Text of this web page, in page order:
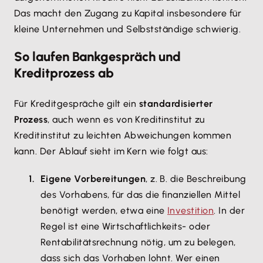
Das macht den Zugang zu Kapital insbesondere für
kleine Unternehmen und Selbstständige schwierig.
So laufen Bankgespräch und
Kreditprozess ab
Für Kreditgespräche gilt ein standardisierter
Prozess, auch wenn es von Kreditinstitut zu
Kreditinstitut zu leichten Abweichungen kommen
kann. Der Ablauf sieht im Kern wie folgt aus:
Eigene Vorbereitungen, z. B. die Beschreibung
des Vorhabens, für das die finanziellen Mittel
benötigt werden, etwa eine Investition. In der
Regel ist eine Wirtschaftlichkeits- oder
Rentabilitätsrechnung nötig, um zu belegen,
dass sich das Vorhaben lohnt. Wer einen